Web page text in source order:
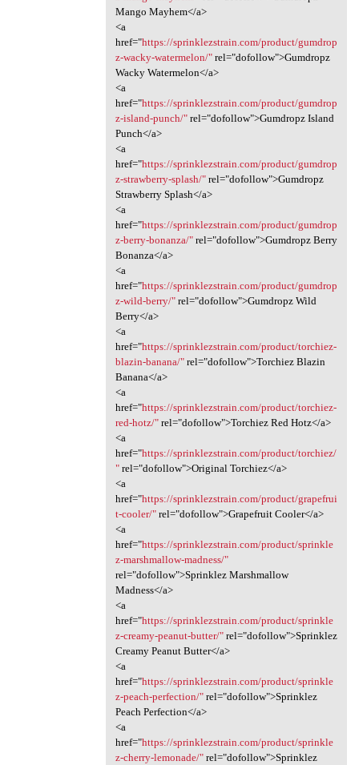
Mango Mayhem</a>
<a
href="https://sprinklezstrain.com/product/gumdrop
z-wacky-watermelon/"rel="dofollow">Gumdropz
Wacky Watermelon</a>
<a
href="https://sprinklezstrain.com/product/gumdrop
z-island-punch/"rel="dofollow">Gumdropz Island
Punch</a>
<a
href="https://sprinklezstrain.com/product/gumdrop
z-strawberry-splash/"rel="dofollow">Gumdropz
Strawberry Splash</a>
<a
href="https://sprinklezstrain.com/product/gumdrop
z-berry-bonanza/"rel="dofollow">Gumdropz Berry
Bonanza</a>
<a
href="https://sprinklezstrain.com/product/gumdrop
z-wild-berry/"rel="dofollow">Gumdropz Wild
Berry</a>
<a
href="https://sprinklezstrain.com/product/torchiez-
blazin-banana/"rel="dofollow">Torchiez Blazin
Banana</a>
<a
href="https://sprinklezstrain.com/product/torchiez-
red-hotz/"rel="dofollow">Torchiez Red Hotz</a>
<a
href="https://sprinklezstrain.com/product/torchiez/
"rel="dofollow">Original Torchiez</a>
<a
href="https://sprinklezstrain.com/product/grapefrui
t-cooler/"rel="dofollow">Grapefruit Cooler</a>
<a
href="https://sprinklezstrain.com/product/sprinkle
z-marshmallow-madness/"
rel="dofollow">Sprinklez Marshmallow
Madness</a>
<a
href="https://sprinklezstrain.com/product/sprinkle
z-creamy-peanut-butter/"rel="dofollow">Sprinklez
Creamy Peanut Butter</a>
<a
href="https://sprinklezstrain.com/product/sprinkle
z-peach-perfection/"rel="dofollow">Sprinklez
Peach Perfection</a>
<a
href="https://sprinklezstrain.com/product/sprinkle
z-cherry-lemonade/"rel="dofollow">Sprinklez